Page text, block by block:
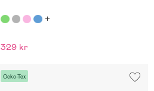
329 kr
Oeko-Tex